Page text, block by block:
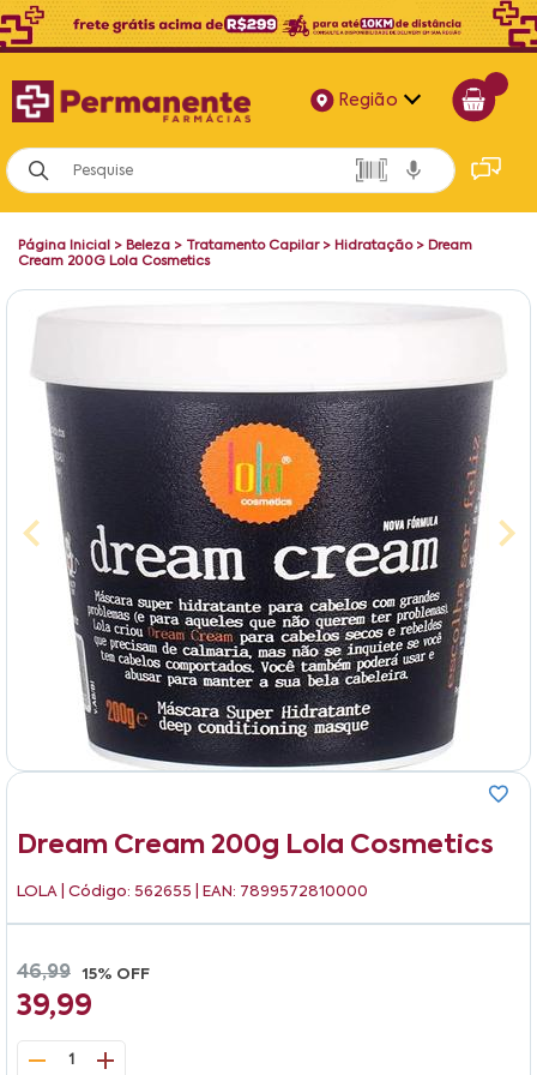
Região
Alagoas
Bahia
Pernambuco
Página Inicial > Beleza > Tratamento Capilar> Hidratação> Dream
Cream 200G Lola Cosmetics
Dream Cream 200g Lola Cosmetics
LOLA | Código: 562655 | EAN: 7899572810000
46,99 15% OFF
39,99
1